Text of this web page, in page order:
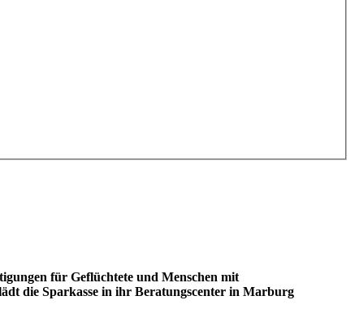
für Geflüchtete und Menschen mit
die Sparkasse in ihr Beratungscenter in Marburg